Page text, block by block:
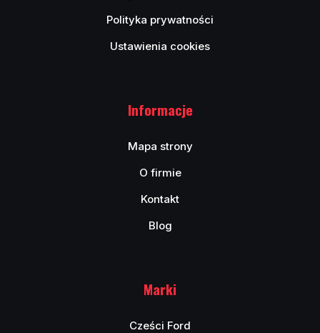
Polityka prywatności
Ustawienia cookies
Informacje
Mapa strony
O firmie
Kontakt
Blog
Marki
Cześci Ford